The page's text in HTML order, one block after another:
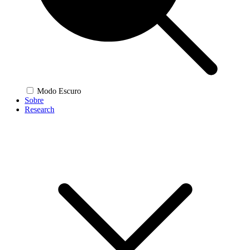
Modo Escuro
Sobre
Research